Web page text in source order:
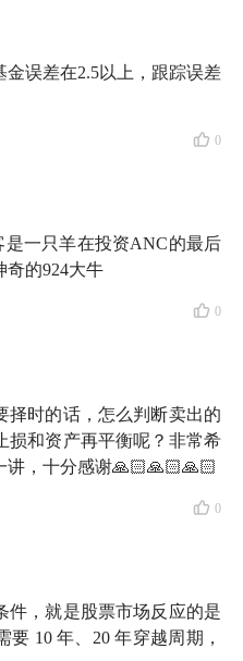
误差在2.5以上，跟踪误差
0
是一只羊在投资ANC的最后
奇的924大牛
0
择时的话，怎么判断卖出的
损和资产再平衡呢？非常希
，十分感谢🙏🏻🙏🏻🙏🏻
0
件，就是股票市场反应的是
10 年、20 年穿越周期，